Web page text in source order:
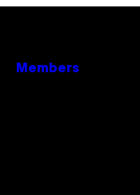
Members